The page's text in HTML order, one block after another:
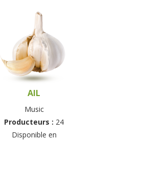
AIL
Music
Producteurs : 24
Disponible en